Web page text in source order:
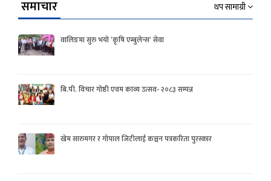
समाचार थप सामाग्री
वालिङमा सुरु भयो ‘कृषि एम्बुलेन्स’ सेवा
बि.पी. विचार गोष्ठी एवम काव्य उत्सव- २०८३ सम्पन्न
खेम सारुमगर र गोपाल जिटीलाई कञ्चन पत्रकरिता पुरस्कार